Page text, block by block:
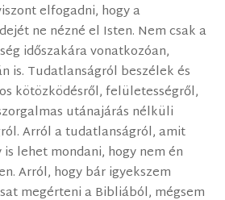
elfogadni, hogy a
ne nézné el Isten. Nem csak a
időszakára vonatkozóan,
is. Tudatlanságról beszélek és
kötözködésről, felületességről,
utánajárás nélküli
Arról a tudatlanságról, amit
lehet mondani, hogy nem én
Arról, hogy bár igyekszem
megérteni a Bibliából, mégsem